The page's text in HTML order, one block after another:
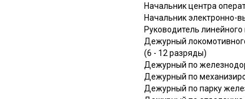
Начальник центра
Начальник электронно-
Руководитель
Дежурный
(6 - 12 разряды)
Дежурный по
Дежурный по
Дежурный по парку